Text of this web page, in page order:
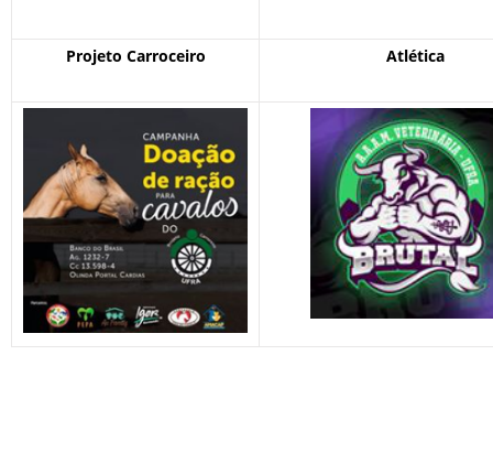
Projeto Carroceiro Atlética